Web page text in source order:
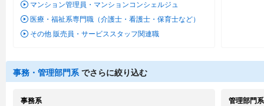
マンション管理員・マンションコンシェルジュ
医療・福祉系専門職（介護士・看護士・保育士など）
その他 販売員・サービススタッフ関連職
事務・管理部門系 でさらに絞り込む
事務系 管理部門系